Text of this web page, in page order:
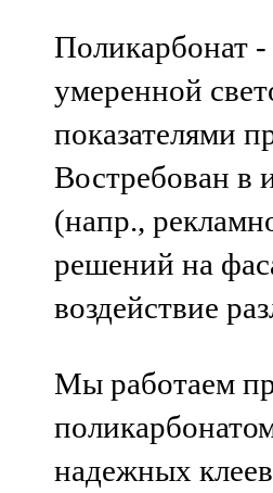
Поликарбонат -
умеренной
показателями
Востребован в
(напр.,
решений на
воздействие
Мы работаем
надежных